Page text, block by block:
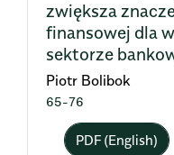
zwiększa
finansowej dla
sektorze
Piotr Bolibok
65-76
PDF (English)